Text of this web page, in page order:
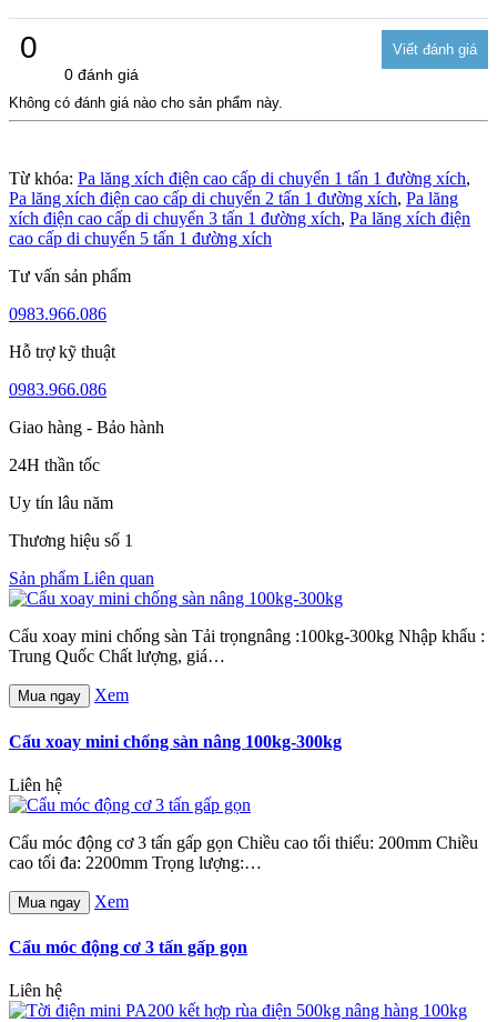
0
0 đánh giá
Không có đánh giá nào cho sản phẩm này.
Từ khóa: Pa lăng xích điện cao cấp di chuyển 1 tấn 1 đường xích,
Pa lăng xích điện cao cấp di chuyển 2 tấn 1 đường xích, Pa lăng
xích điện cao cấp di chuyển 3 tấn 1 đường xích, Pa lăng xích điện
cao cấp di chuyển 5 tấn 1 đường xích
Tư vấn sản phẩm
0983.966.086
Hỗ trợ kỹ thuật
0983.966.086
Giao hàng - Bảo hành
24H thần tốc
Uy tín lâu năm
Thương hiệu số 1
Sản phẩm Liên quan
Cẩu xoay mini chống sàn Tải trọngnâng :100kg-300kg Nhập khẩu :
Trung Quốc Chất lượng, giá…
Mua ngay Xem
Cẩu xoay mini chống sàn nâng 100kg-300kg
Liên hệ
Cẩu móc động cơ 3 tấn gấp gọn Chiều cao tối thiểu: 200mm Chiều
cao tối đa: 2200mm Trọng lượng:…
Mua ngay Xem
Cẩu móc động cơ 3 tấn gấp gọn
Liên hệ